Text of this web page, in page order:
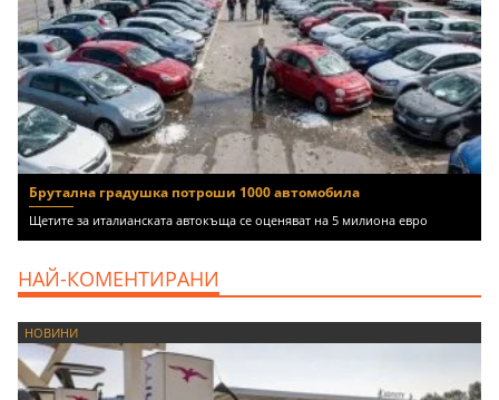
Брутална градушка потроши 1000 автомобила
Щетите за италианската автокъща се оценяват на 5 милиона евро
НАЙ-КОМЕНТИРАНИ
НОВИНИ